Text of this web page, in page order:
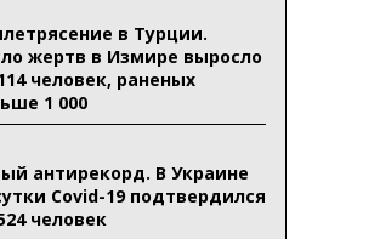
в Турции.
жертв в Измире выросло
человек, раненых
1 000
антирекорд. В Украине
Covid-19 подтвердился
человек